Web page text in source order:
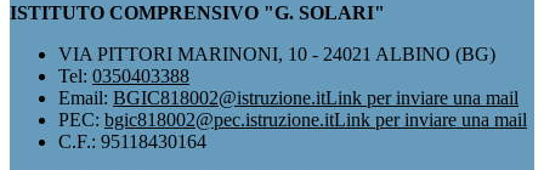
ISTITUTO COMPRENSIVO "G. SOLARI"
VIA PITTORI MARINONI, 10 - 24021 ALBINO (BG)
Tel: 0350403388
Email: BGIC818002@istruzione.itLink per inviare una mail
PEC: bgic818002@pec.istruzione.itLink per inviare una mail
C.F.: 95118430164